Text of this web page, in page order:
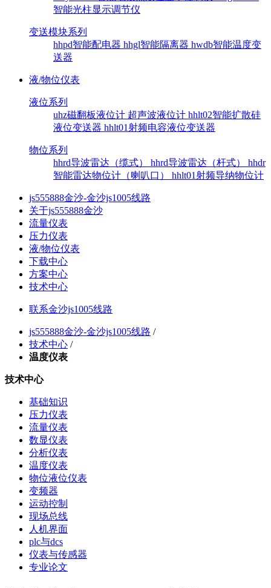
智能光柱显示调节仪
变送模块系列
hhpd智能配电器 hhgl智能隔离器 hwdb智能温度变
送器
液/物位仪表
液位系列
uhz磁翻板液位计 超声波液位计 hhlt02智能扩散硅
液位变送器 hhlt01射频电容液位变送器
物位系列
hhrd导波雷达（缆式） hhrd导波雷达（杆式） hhdr
智能雷达物位计（喇叭口） hhlt01射频导纳物位计
js555888金沙-金沙js1005线路
关于js555888金沙
流量仪表
压力仪表
液/物位仪表
下载中心
方案中心
技术中心
联系金沙js1005线路
js555888金沙-金沙js1005线路 /
技术中心 /
温度仪表
技术中心
基础知识
压力仪表
流量仪表
数显仪表
分析仪表
温度仪表
物位液位仪表
变频器
运动控制
现场总线
人机界面
plc与dcs
仪表与传感器
专业论文